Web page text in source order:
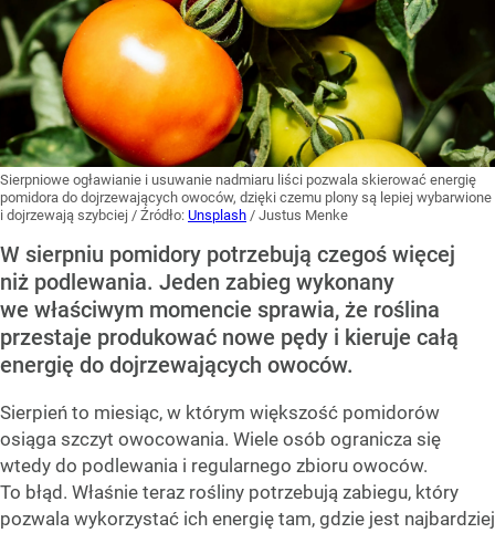
Sierpniowe ogławianie i usuwanie nadmiaru liści pozwala skierować energię
pomidora do dojrzewających owoców, dzięki czemu plony są lepiej wybarwione
i dojrzewają szybciej / Źródło: Unsplash / Justus Menke
W sierpniu pomidory potrzebują czegoś więcej
niż podlewania. Jeden zabieg wykonany
we właściwym momencie sprawia, że roślina
przestaje produkować nowe pędy i kieruje całą
energię do dojrzewających owoców.
Sierpień to miesiąc, w którym większość pomidorów
osiąga szczyt owocowania. Wiele osób ogranicza się
wtedy do podlewania i regularnego zbioru owoców.
To błąd. Właśnie teraz rośliny potrzebują zabiegu, który
pozwala wykorzystać ich energię tam, gdzie jest najbardziej